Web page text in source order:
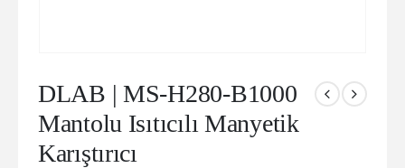
DLAB | MS-H280-B1000
Mantolu Isıtıcılı Manyetik
Karıştırıcı